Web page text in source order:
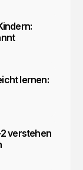
lernen:
verstehen